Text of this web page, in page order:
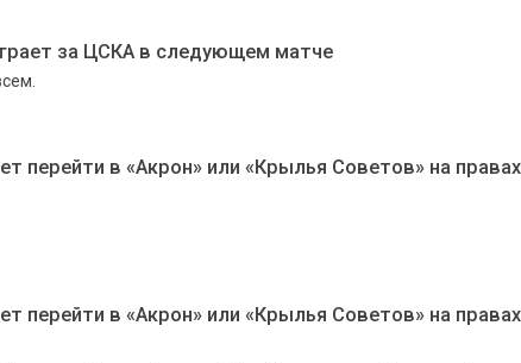
за ЦСКА в следующем матче
в «Акрон» или «Крылья Советов» на правах
в «Акрон» или «Крылья Советов» на правах